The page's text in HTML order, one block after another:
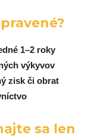
1–2 roky
výkyvov
zisk či obrat
sa len